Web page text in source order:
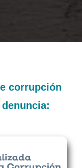
corrupción